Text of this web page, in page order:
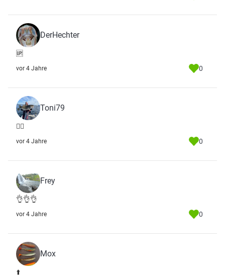
DerHechter
🆙
vor 4 Jahre 0
Toni79
👍🏻
vor 4 Jahre 0
Frey
👌👌👌
vor 4 Jahre 0
Mox
⬆️